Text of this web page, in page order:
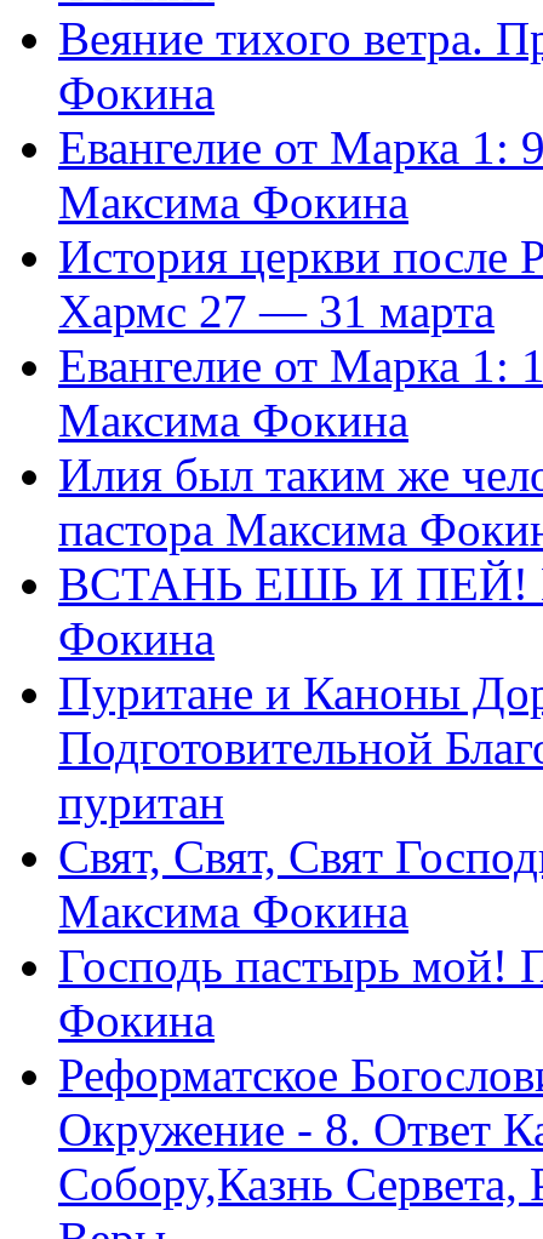
Веяние тихого ветра.
Фокина
Евангелие от Марка 1:
Максима Фокина
История церкви
Хармс 27 — 31 марта
Евангелие от Марка 1:
Максима Фокина
Илия был таким же
пастора Максима
ВСТАНЬ ЕШЬ И ПЕЙ!
Фокина
Пуритане и Каноны
Подготовительной
пуритан
Свят, Свят, Свят
Максима Фокина
Господь пастырь мой!
Фокина
Реформатское
Окружение - 8. Ответ
Собору,Казнь Сервета,